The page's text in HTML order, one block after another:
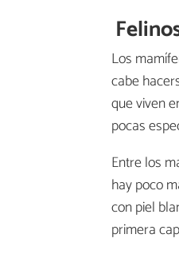
Los
cabe
que viven
pocas
Entre los
hay poco
con piel
primera